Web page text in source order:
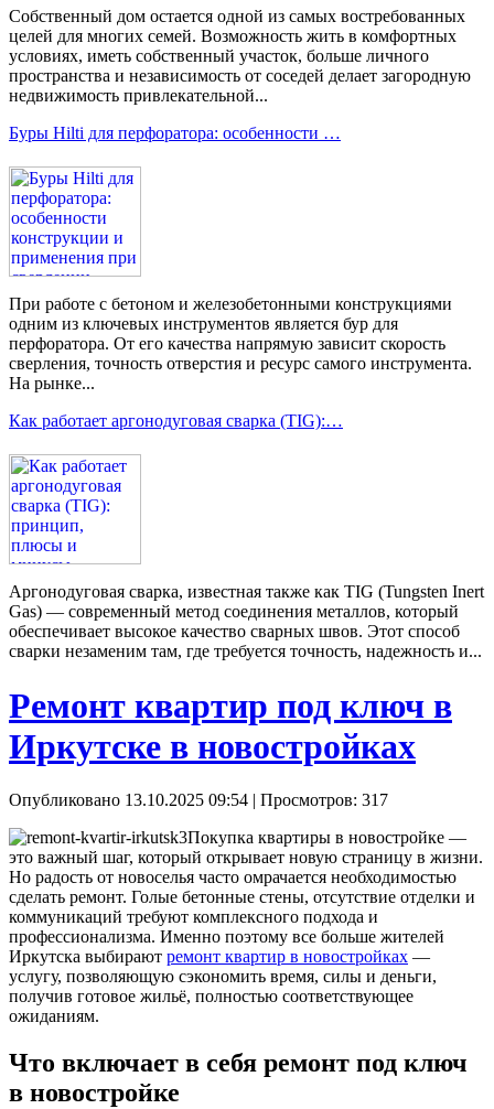
Собственный дом остается одной из самых востребованных
целей для многих семей. Возможность жить в комфортных
условиях, иметь собственный участок, больше личного
пространства и независимость от соседей делает загородную
недвижимость привлекательной...
Буры Hilti для перфоратора: особенности …
При работе с бетоном и железобетонными конструкциями
одним из ключевых инструментов является бур для
перфоратора. От его качества напрямую зависит скорость
сверления, точность отверстия и ресурс самого инструмента.
На рынке...
Как работает аргонодуговая сварка (TIG):…
Аргонодуговая сварка, известная также как TIG (Tungsten Inert
Gas) — современный метод соединения металлов, который
обеспечивает высокое качество сварных швов. Этот способ
сварки незаменим там, где требуется точность, надежность и...
Ремонт квартир под ключ в
Иркутске в новостройках
Опубликовано 13.10.2025 09:54 | Просмотров: 317
Покупка квартиры в новостройке —
это важный шаг, который открывает новую страницу в жизни.
Но радость от новоселья часто омрачается необходимостью
сделать ремонт. Голые бетонные стены, отсутствие отделки и
коммуникаций требуют комплексного подхода и
профессионализма. Именно поэтому все больше жителей
Иркутска выбирают ремонт квартир в новостройках —
услугу, позволяющую сэкономить время, силы и деньги,
получив готовое жильё, полностью соответствующее
ожиданиям.
Что включает в себя ремонт под ключ
в новостройке